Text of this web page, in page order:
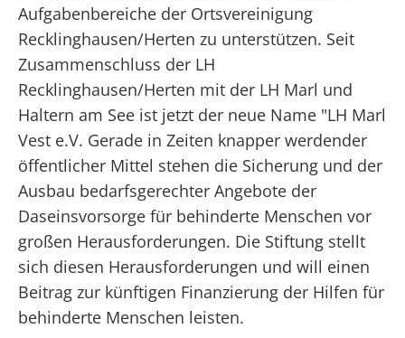
Aufgabenbereiche der Ortsvereinigung
Recklinghausen/Herten zu unterstützen. Seit
Zusammenschluss der LH
Recklinghausen/Herten mit der LH Marl und
Haltern am See ist jetzt der neue Name "LH Marl
Vest e.V. Gerade in Zeiten knapper werdender
öffentlicher Mittel stehen die Sicherung und der
Ausbau bedarfsgerechter Angebote der
Daseinsvorsorge für behinderte Menschen vor
großen Herausforderungen. Die Stiftung stellt
sich diesen Herausforderungen und will einen
Beitrag zur künftigen Finanzierung der Hilfen für
behinderte Menschen leisten.